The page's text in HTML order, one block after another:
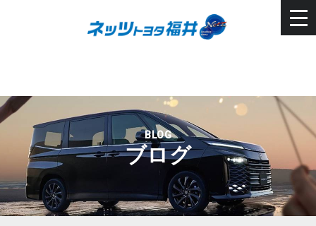
BLOG
ブログ